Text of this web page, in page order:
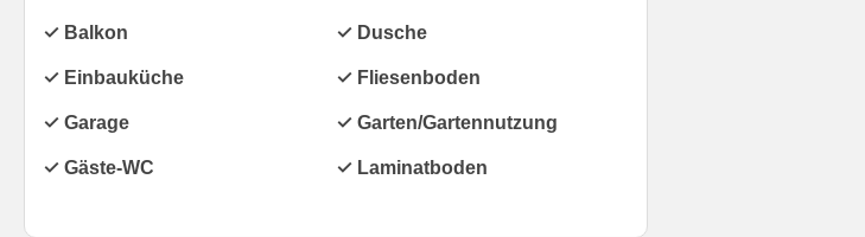
✓ Balkon ✓ Dusche
✓ Einbauküche ✓ Fliesenboden
✓ Garage ✓ Garten/Gartennutzung
✓ Gäste-WC ✓ Laminatboden